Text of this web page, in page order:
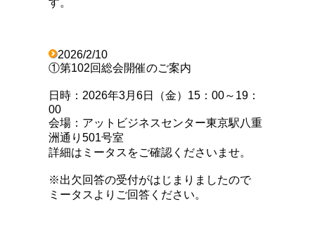
す。
2026/2/10
①第102回総会開催のご案内
日時：2026年3月6日（金）15：00～19：
00
会場：アットビジネスセンター東京駅八重
洲通り501号室
詳細はミータスをご確認くださいませ。
※出欠回答の受付がはじまりましたので
ミータスよりご回答ください。